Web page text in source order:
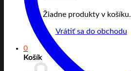
Žiadne produkty v košíku.
Vrátiť sa do obchodu
0
Košík